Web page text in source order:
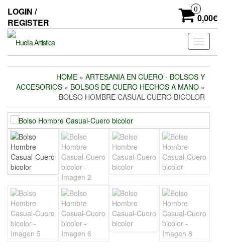
the
content
LOGIN /
REGISTER
0
0,00€
Toggle
HOME » ARTESANIA EN CUERO - BOLSOS Y
ACCESORIOS » BOLSOS DE CUERO HECHOS A MANO »
BOLSO HOMBRE CASUAL-CUERO BICOLOR